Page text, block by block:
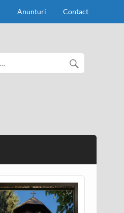
Anunturi Contact